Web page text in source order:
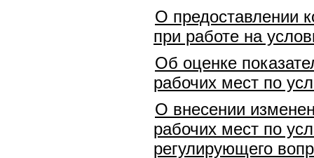
О предоставлении
при работе на
Об оценке
рабочих мест по
О внесении
рабочих мест по
регулирующего